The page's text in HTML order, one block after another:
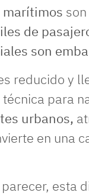
marítimos
de
son
reducido y
para
urbanos,
en una
esta